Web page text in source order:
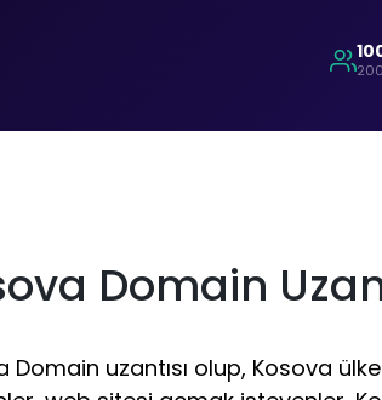
Domain
Domain uzantısı olup, Kosova